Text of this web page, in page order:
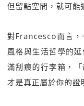
但留點空間，就可能
對Francesco而言，
風格與生活哲學的
滿刮痕的行李箱，
才是真正屬於你的證